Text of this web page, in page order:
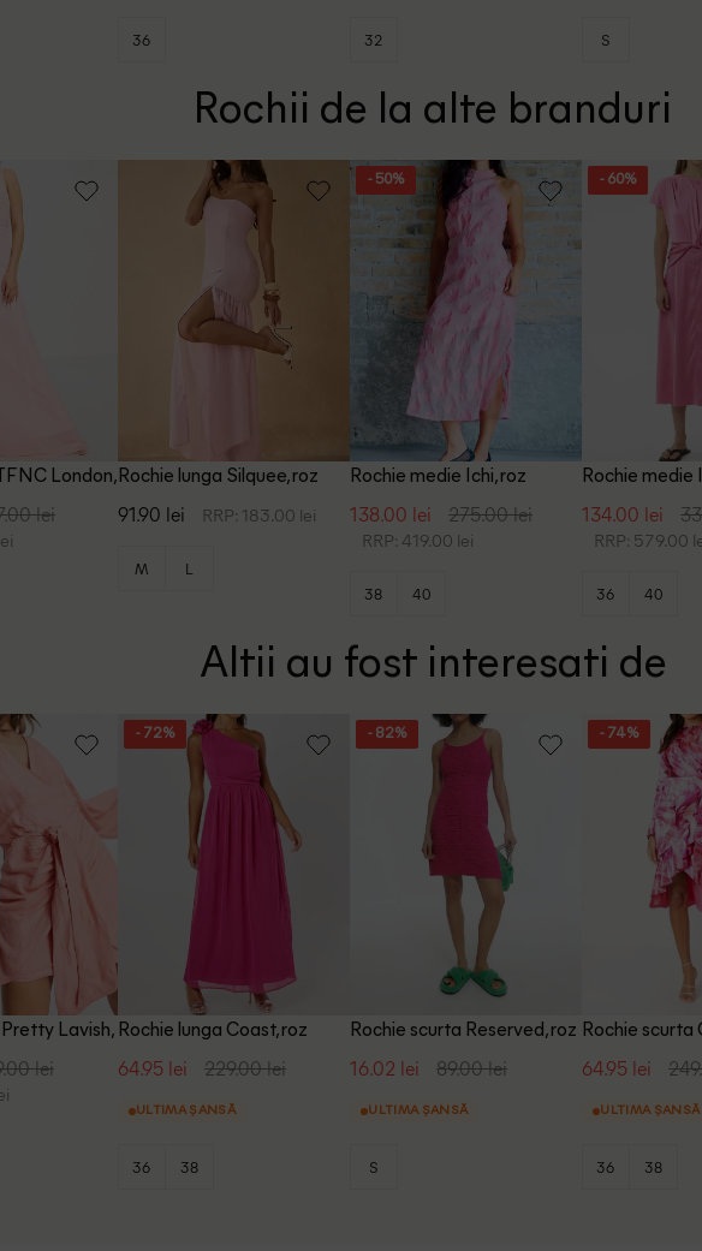
36 32 S
Rochii de la alte branduri
London,
lei
Rochie lunga Silquee, roz
91.90 lei RRP: 183.00 lei
M L
- 50%
Rochie medie Ichi, roz
138.00 lei 275.00 lei
RRP: 419.00 lei
38 40
- 60%
Rochie medie
134.00 lei
RRP: 579.00
36 40
Altii au fost interesati de
Lavish,
lei
- 72%
Rochie lunga Coast, roz
64.95 lei 229.00 lei
ULTIMA ȘANSĂ
36 38
- 82%
Rochie scurta Reserved, roz
16.02 lei 89.00 lei
ULTIMA ȘANSĂ
S
- 74%
Rochie scurta
64.95 lei
ULTIMA ȘANSĂ
36 38